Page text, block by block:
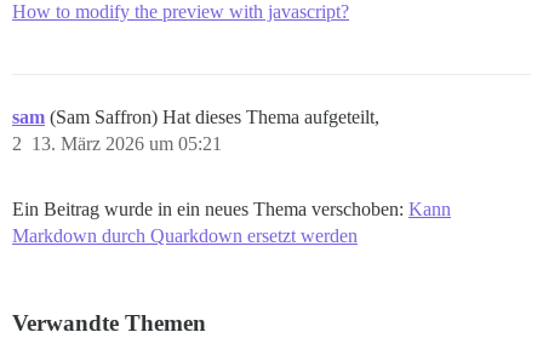
How to modify the preview with javascript?
sam (Sam Saffron) Hat dieses Thema aufgeteilt,
13. März 2026 um 05:21
2
Ein Beitrag wurde in ein neues Thema verschoben: Kann
Markdown durch Quarkdown ersetzt werden
Verwandte Themen